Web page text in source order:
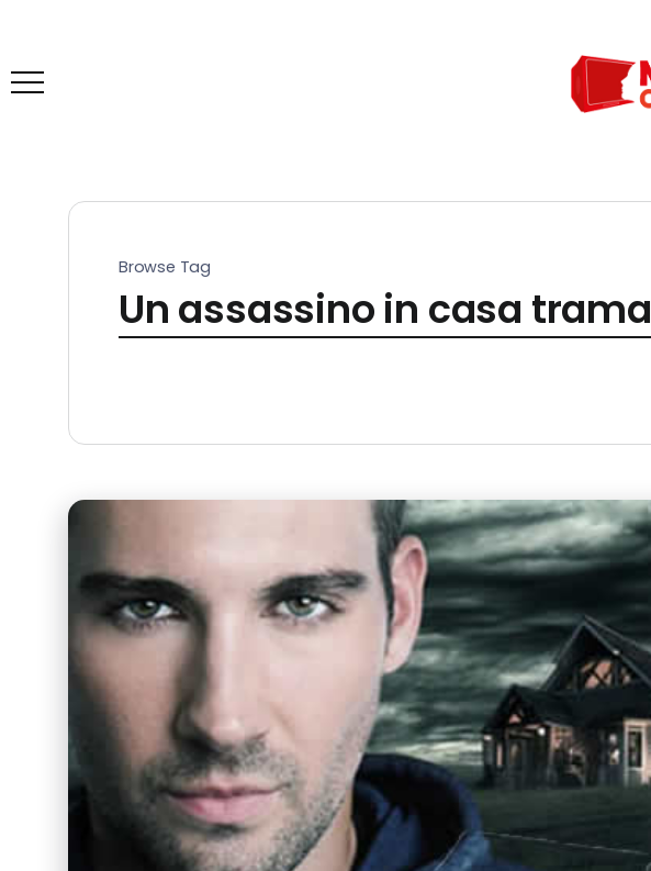
Browse Tag
Un assassino in casa trama